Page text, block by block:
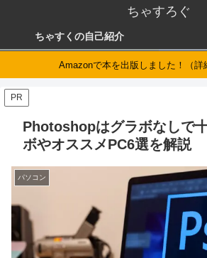
ちゃすろぐ
ちゃすくの自己紹介
Amazonで本を出版しました！（詳
PR
Photoshopはグラボなしで
ボやオススメPC6選を解説
パソコン